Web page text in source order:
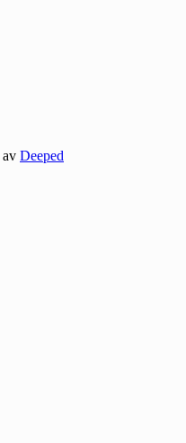
av Deeped